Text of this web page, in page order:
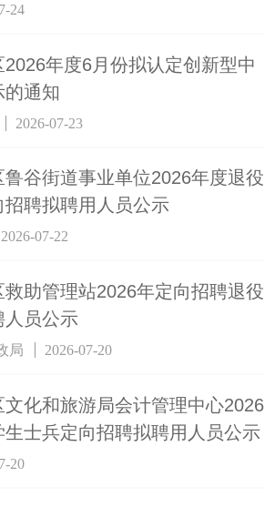
24
年度6月份拟认定创新型中
通知
2026-07-23
谷街道事业单位2026年度退役
聘拟聘用人员公示
2026-07-22
助管理站2026年定向招聘退役
人员公示
局 2026-07-20
化和旅游局会计管理中心2026
士兵定向招聘拟聘用人员公示
20